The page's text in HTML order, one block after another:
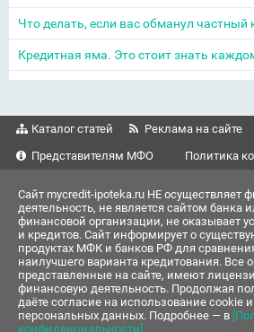
Что делать, если вас обманул частный
Кредитная яма. Это стоит знать
Каталог статей Реклама на сайте
Представителям МФО
Политика
Сайт mycredit-ipoteka.ru НЕ осуществляет
деятельность, не является сайтом банка
финансовой организации, не оказывает
и кредитов. Сайт информирует о
продуктах МФК и банков РФ для
наилучшего варианта кредитования. Все
представленные на сайте, имеют
финансовую деятельность. Продолжая
даёте согласие на использование cookie и
персональных данных. Подробнее — в
конфиденциальности] .